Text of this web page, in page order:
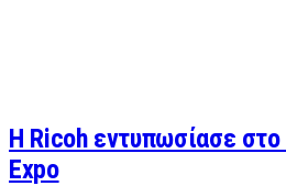
Η Ricoh εντυπωσίασε
Expo